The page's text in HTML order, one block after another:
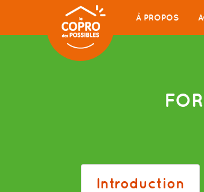
À PROPOS
Introduction